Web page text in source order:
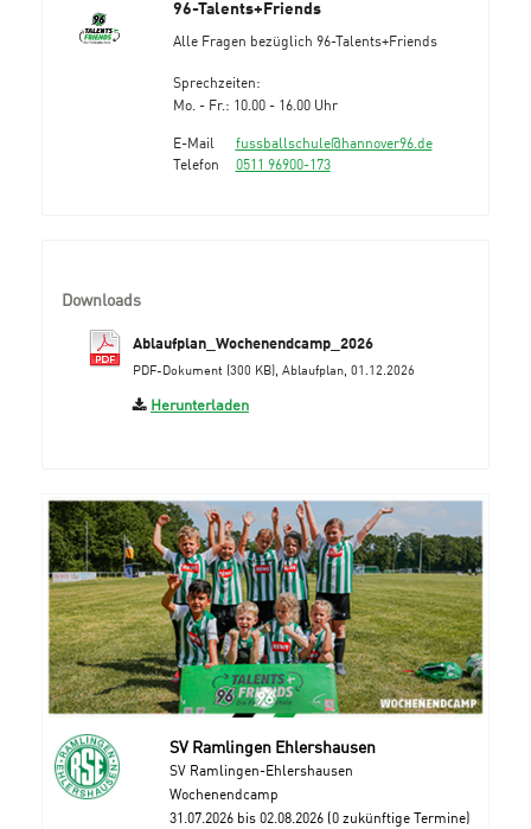
96-Talents+Friends
Alle Fragen bezüglich 96-Talents+Friends
Sprechzeiten:
Mo. - Fr.: 10.00 - 16.00 Uhr
E-Mail
fussballschule@hannover96.de
Telefon
0511 96900-173
Downloads
Ablaufplan_Wochenendcamp_2026
PDF-Dokument (300 KB), Ablaufplan, 01.12.2026
Herunterladen
SV Ramlingen Ehlershausen
SV Ramlingen-Ehlershausen
Wochenendcamp
31.07.2026 bis 02.08.2026 (0 zukünftige Termine)